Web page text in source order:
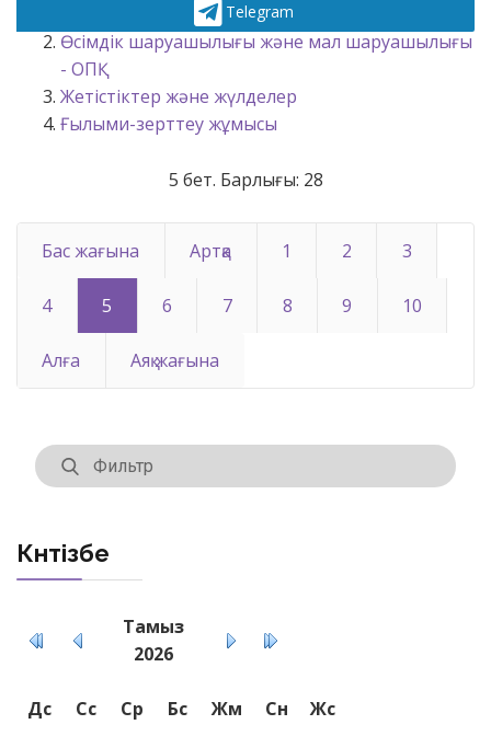
Telegram
Факультет туралы
Өсімдік шаруашылығы және мал шаруашылығы
- ОПҚ
Жетістіктер және жүлделер
Ғылыми-зерттеу жұмысы
5 бет. Барлығы: 28
Бас жағына Артқа 1 2 3
4 5 6 7 8 9 10
Алға Аяқ жағына
Күнтізбе
Тамыз
2026
Дс Сс Ср Бс Жм Сн Жс